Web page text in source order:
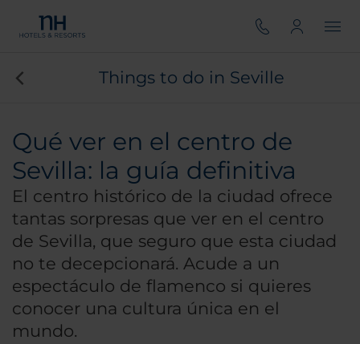
Things to do in Seville
Qué ver en el centro de
Sevilla: la guía definitiva
El centro histórico de la ciudad ofrece
tantas sorpresas que ver en el centro
de Sevilla, que seguro que esta ciudad
no te decepcionará. Acude a un
espectáculo de flamenco si quieres
conocer una cultura única en el
mundo.